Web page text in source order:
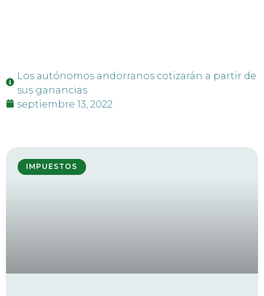
Los autónomos andorranos cotizarán a partir de
sus ganancias
septiembre 13, 2022
IMPUESTOS